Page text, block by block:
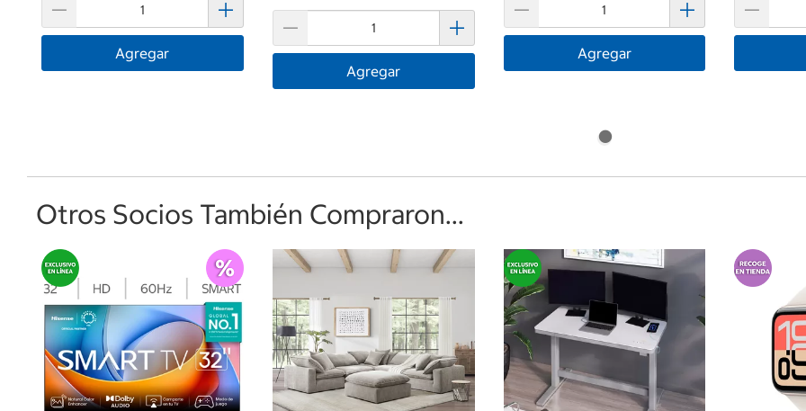
Agregar
Agregar
Agregar
Otros Socios También Compraron...